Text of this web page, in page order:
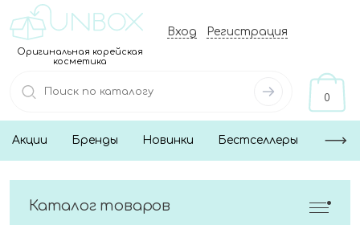
Оригинальная корейская
косметика
Вход Регистрация
0
Акции Бренды Новинки Бестселлеры
Каталог товаров